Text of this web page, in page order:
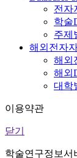
전자
학술
주제
해외전자
해외
해외
대학
이용약관
닫기
학술연구정보서